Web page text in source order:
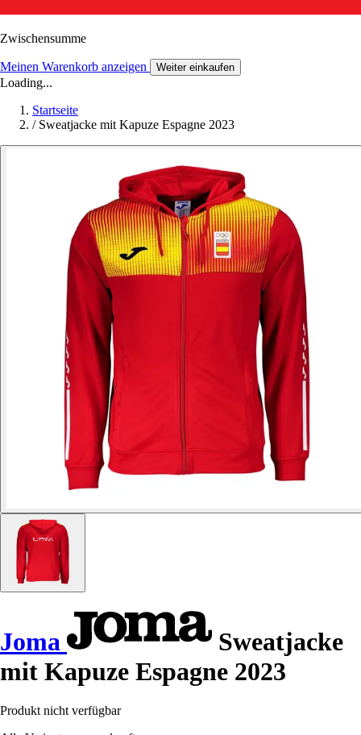
Zwischensumme
Meinen Warenkorb anzeigen Weiter einkaufen
Loading...
Startseite
/ Sweatjacke mit Kapuze Espagne 2023
Joma
Sweatjacke
mit Kapuze Espagne 2023
Produkt nicht verfügbar